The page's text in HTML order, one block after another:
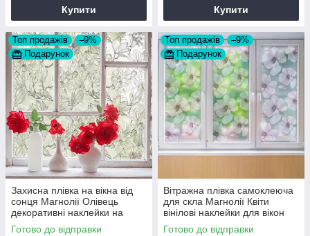
Купити Купити
Топ продажів
–9%
Подарунок
Захисна плівка на вікна від
сонця Магнолії Олівець
декоративні наклейки на
дзеркало вітрину квіти 1 пог.м
Готово до відправки
Топ продажів
–9%
Подарунок
Вітражна плівка самоклеюча
для скла Магнолії Квіти
вінілові наклейки для вікон
дзеркала 1 пог.м
Готово до відправки